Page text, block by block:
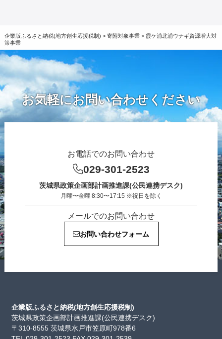
企業版ふるさと納税(地方創生応援税制) > 寄附対象事業> 霞ケ浦北浦ウナギ資源増大対
策事業
お気軽にお問い合わせください
お電話でのお問い合わせ
029-301-2523
茨城県政策企画部計画推進課(公民連携デスク)
月曜〜金曜 8:30〜17:15 ※祝日を除く
メールでのお問い合わせ
お問い合わせフォーム
企業版ふるさと納税(地方創生応援税制)
茨城県政策企画部計画推進課(公民連携デスク)
〒310-8555 茨城県水戸市笠原町978番6